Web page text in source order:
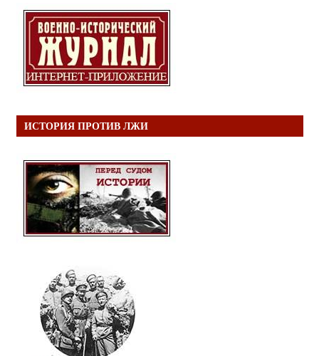
ИСТОРИЯ ПРОТИВ ЛЖИ